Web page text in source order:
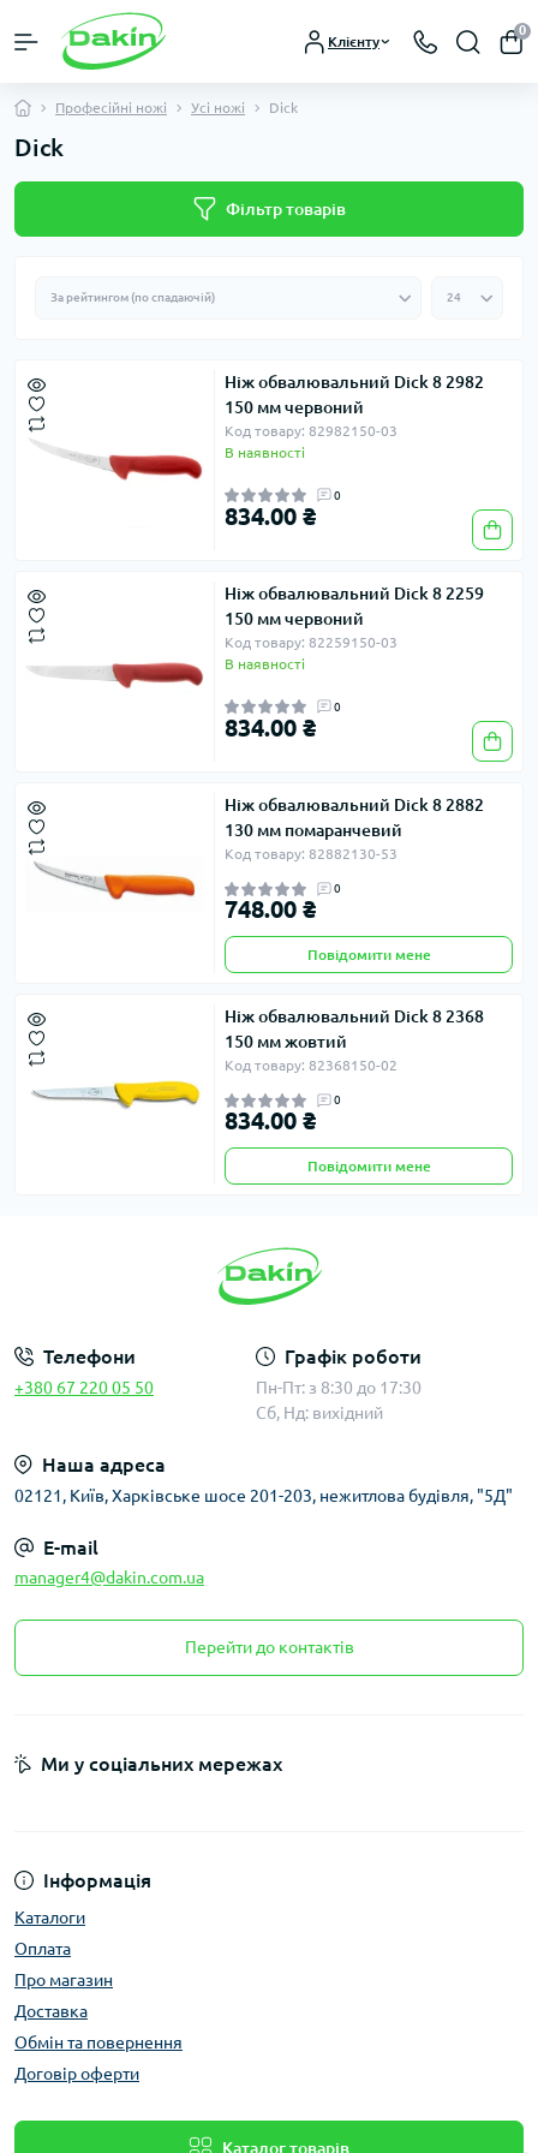
Клієнту
0
Професійні ножі Усі ножі Dick
Dick
Фільтр товарів
Ніж обвалювальний Dick 8 2982
150 мм червоний
Код товару: 82982150-03
В наявності
0
834.00 ₴
Ніж обвалювальний Dick 8 2259
150 мм червоний
Код товару: 82259150-03
В наявності
0
834.00 ₴
Ніж обвалювальний Dick 8 2882
130 мм помаранчевий
Код товару: 82882130-53
0
748.00 ₴
Повідомити мене
Ніж обвалювальний Dick 8 2368
150 мм жовтий
Код товару: 82368150-02
0
834.00 ₴
Повідомити мене
Телефони
+380 67 220 05 50
Графік роботи
Пн-Пт: з 8:30 до 17:30
Сб, Нд: вихідний
Наша адреса
02121, Київ, Харківське шосе 201-203, нежитлова будівля, "5Д"
E-mail
manager4@dakin.com.ua
Перейти до контактів
Інформація
Каталоги
Оплата
Про магазин
Доставка
Обмін та повернення
Договір оферти
Каталог товарів
Ми у соціальних мережах